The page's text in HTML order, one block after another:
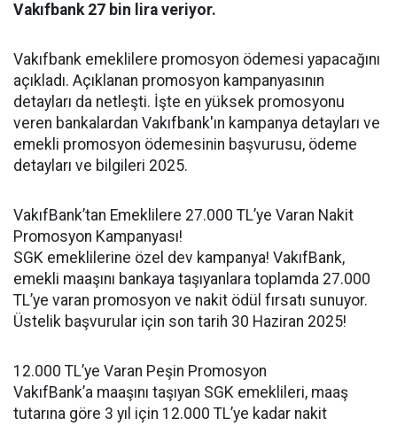
Vakıfbank 27 bin lira veriyor.
Vakıfbank emeklilere promosyon ödemesi yapacağını
açıkladı. Açıklanan promosyon kampanyasının
detayları da netleşti. İşte en yüksek promosyonu
veren bankalardan Vakıfbank'ın kampanya detayları ve
emekli promosyon ödemesinin başvurusu, ödeme
detayları ve bilgileri 2025.
VakıfBank’tan Emeklilere 27.000 TL’ye Varan Nakit
Promosyon Kampanyası!
SGK emeklilerine özel dev kampanya! VakıfBank,
emekli maaşını bankaya taşıyanlara toplamda 27.000
TL’ye varan promosyon ve nakit ödül fırsatı sunuyor.
Üstelik başvurular için son tarih 30 Haziran 2025!
12.000 TL’ye Varan Peşin Promosyon
VakıfBank’a maaşını taşıyan SGK emeklileri, maaş
tutarına göre 3 yıl için 12.000 TL’ye kadar nakit